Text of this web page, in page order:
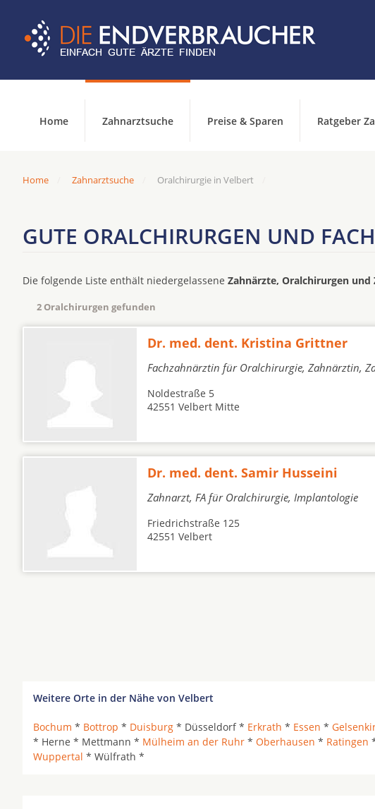
Home Zahnarztsuche Preise & Sparen Ratgeber
Home Zahnarztsuche Oralchirurgie in Velbert
GUTE ORALCHIRURGEN UND
Die folgende Liste enthält niedergelassene Zahnärzte, Oralchirurgen
2 Oralchirurgen gefunden
Dr. med. dent. Kristina Grittner
Fachzahnärztin für Oralchirurgie, Zahnärztin,
Noldestraße 5
42551 Velbert Mitte
Dr. med. dent. Samir Husseini
Zahnarzt, FA für Oralchirurgie, Implantologie
Friedrichstraße 125
42551 Velbert
Weitere Orte in der Nähe von Velbert
Bochum * Bottrop * Duisburg * Düsseldorf * Erkrath * Essen *
* Herne * Mettmann * Mülheim an der Ruhr * Oberhausen * Ratingen
Wuppertal * Wülfrath *